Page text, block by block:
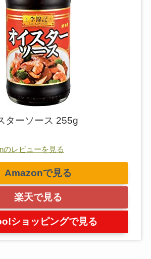
ターソース 255g
のレビューを見る
Amazonで見る
楽天で見る
ショッピングで見る